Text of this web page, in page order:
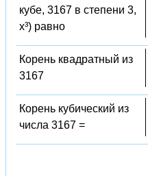
кубе, 3167 в степени 3,
x³) равно
Корень квадратный из
3167
Корень кубический из
числа 3167 =